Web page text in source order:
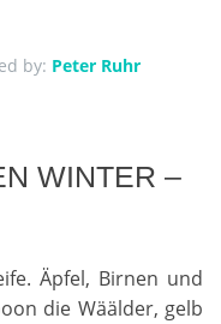
by: Peter Ruhr
WINTER –
Äpfel, Birnen und
die Wäälder, gelb